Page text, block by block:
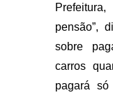
pensão”,
sobre
carros
pagará